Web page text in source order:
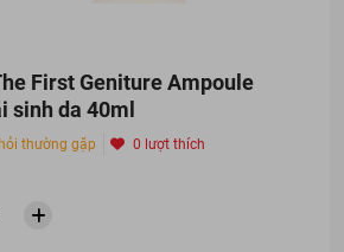
First Geniture Ampoule
sinh da 40ml
thường gặp 0 lượt thích